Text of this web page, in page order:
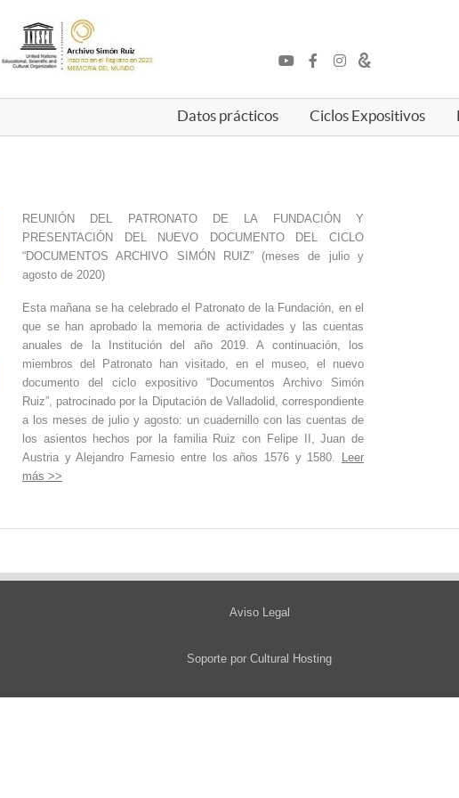
Datos prácticos Ciclos Expositivos
REUNIÓN DEL PATRONATO DE LA FUNDACIÓN Y
PRESENTACIÓN DEL NUEVO DOCUMENTO DEL CICLO
“DOCUMENTOS ARCHIVO SIMÓN RUIZ” (meses de julio y
agosto de 2020)
Esta mañana se ha celebrado el Patronato de la Fundación, en el
que se han aprobado la memoria de actividades y las cuentas
anuales de la Institución del año 2019. A continuación, los
miembros del Patronato han visitado, en el museo, el nuevo
documento del ciclo expositivo “Documentos Archivo Simón
Ruiz”, patrocinado por la Diputación de Valladolid, correspondiente
a los meses de julio y agosto: un cuadernillo con las cuentas de
los asientos hechos por la familia Ruiz con Felipe II, Juan de
Austria y Alejandro Farnesio entre los años 1576 y 1580. Leer
más >>
Aviso Legal
Soporte porCultural Hosting